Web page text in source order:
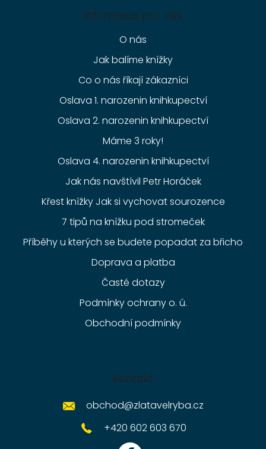
Informace pro vás
O nás
Jak balíme knížky
Co o nás říkají zákazníci
Oslava 1. narozenin knihkupectví
Oslava 2. narozenin knihkupectví
Máme 3 roky!
Oslava 4. narozenin knihkupectví
Jak nás navštívil Petr Horáček
Křest knížky Jak si vychovat sourozence
7 tipů na knížku pod stromeček
Příběhy u kterých se budete popadat za břicho
Doprava a platba
Časté dotazy
Podmínky ochrany o. ú.
Obchodní podmínky
Kontakt
obchod@zlatavelryba.cz
+420 602 603 670